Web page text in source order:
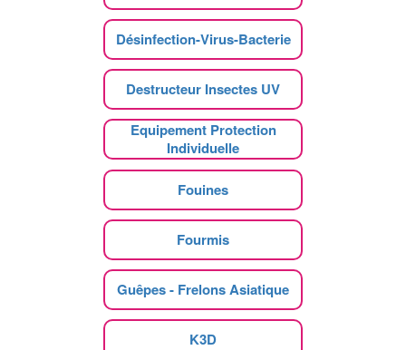
Désinfection-Virus-Bacterie
Destructeur Insectes UV
Equipement Protection
Individuelle
Fouines
Fourmis
Guêpes - Frelons Asiatique
K3D